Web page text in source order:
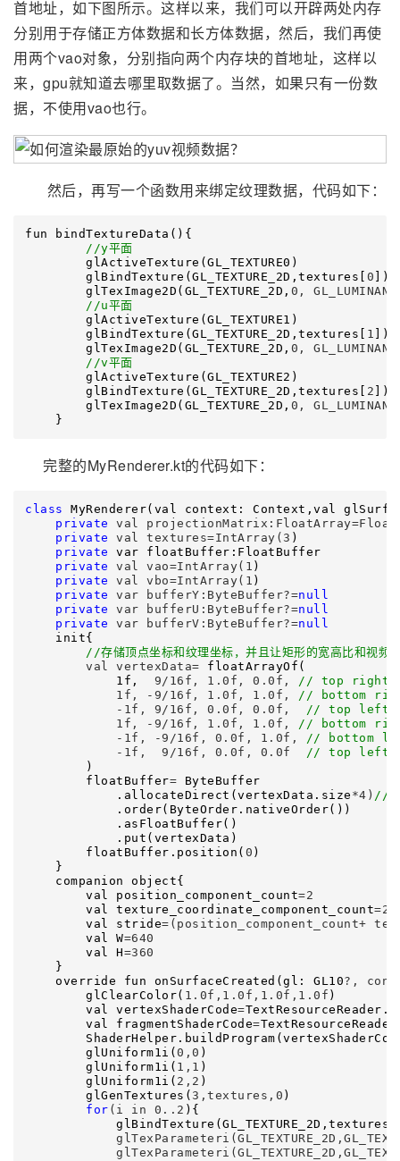
首地址，如下图所示。这样以来，我们可以开辟两处内存
分别用于存储正方体数据和长方体数据，然后，我们再使
用两个vao对象，分别指向两个内存块的首地址，这样以
来，gpu就知道去哪里取数据了。当然，如果只有一份数
据，不使用vao也行。
然后，再写一个函数用来绑定纹理数据，代码如下：
fun bindTextureData(){
//y平面
        glActiveTexture(GL_TEXTURE0)
        glBindTexture(GL_TEXTURE_2D,textures[
0 ])
        glTexImage2D(GL_TEXTURE_2D,
0,
//u平面
        glActiveTexture(GL_TEXTURE1)
        glBindTexture(GL_TEXTURE_2D,textures[
1 ])
        glTexImage2D(GL_TEXTURE_2D,
0,
//v平面
        glActiveTexture(GL_TEXTURE2)
        glBindTexture(GL_TEXTURE_2D,textures[
2 ])
        glTexImage2D(GL_TEXTURE_2D,
0,
    }
完整的MyRenderer.kt的代码如下：
class
MyRenderer(val context: Context,val
private
val
private
val textures=IntArray(3 )
private
var floatBuffer:FloatBuffer
private
val vao=IntArray(1 )
private
val vbo=IntArray(1 )
private
var bufferY:ByteBuffer?=null
private
var bufferU:ByteBuffer?=null
private
var bufferV:ByteBuffer?=null
    init{
//存储顶点坐标和纹理坐标，并且让矩形的宽高比和视
        val vertexData=
floatArrayOf(
            1f,
9/16f, 1.0f, 0.0f, // top right
            1f, -9/16f, 1.0f, 1.0f,
// bottom
            -1f, 9/16f, 0.0f, 0.0f,
//
top left
            1f, -9/16f, 1.0f, 1.0f,
// bottom
            -1f, -9/16f, 0.0f, 1.0f,
//
bottom
            -1f,  9/16f, 0.0f, 0.0f
//
top left
        )
        floatBuffer
= ByteBuffer
            .allocateDirect(vertexData.size
*4) //
            .order(ByteOrder.nativeOrder())
            .asFloatBuffer()
            .put(vertexData)
        floatBuffer.position(
0 )
    }
    companion object{
        val position_component_count
=2
        val texture_coordinate_component_count
=2
        val stride
=(position_component_count+
        val W
=640
        val H
=360
    }
    override fun onSurfaceCreated(gl: GL10
?,
        glClearColor(
1.0f,1.0f,1.0f,1.0f )
        val vertexShaderCode
=
        val fragmentShaderCode
=
        glUniform1i(
0,0 )
        glUniform1i(
1,1 )
        glUniform1i(
2,2 )
        glGenTextures(
3,textures,0 )
for (i in 0..2 ){